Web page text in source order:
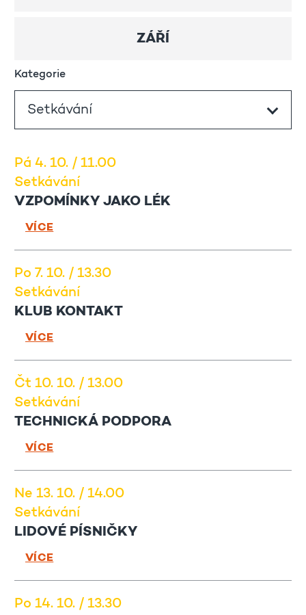
ZÁŘÍ
Kategorie
Pá 4. 10. / 11.00
Setkávání
VZPOMÍNKY JAKO LÉK
VÍCE
Po 7. 10. / 13.30
Setkávání
KLUB KONTAKT
VÍCE
Čt 10. 10. / 13.00
Setkávání
TECHNICKÁ PODPORA
VÍCE
Ne 13. 10. / 14.00
Setkávání
LIDOVÉ PÍSNIČKY
VÍCE
Po 14. 10. / 13.30